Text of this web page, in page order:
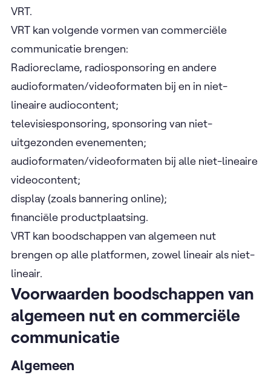
VRT.
VRT kan volgende vormen van commerciële
communicatie brengen:
Radioreclame, radiosponsoring en andere
audioformaten/videoformaten bij en in niet-
lineaire audiocontent;
televisiesponsoring, sponsoring van niet-
uitgezonden evenementen;
audioformaten/videoformaten bij alle niet-lineaire
videocontent;
display (zoals bannering online);
financiële productplaatsing.
VRT kan boodschappen van algemeen nut
brengen op alle platformen, zowel lineair als niet-
lineair.
Voorwaarden boodschappen van
algemeen nut en commerciële
communicatie
Algemeen